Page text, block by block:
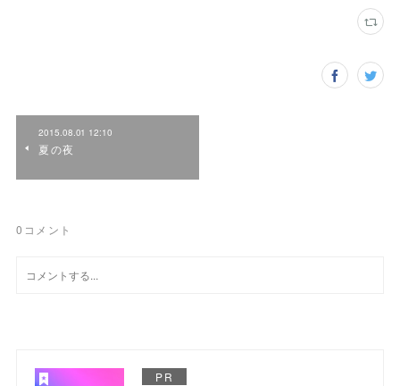
2015.08.01 12:10
夏の夜
0 コメント
PR